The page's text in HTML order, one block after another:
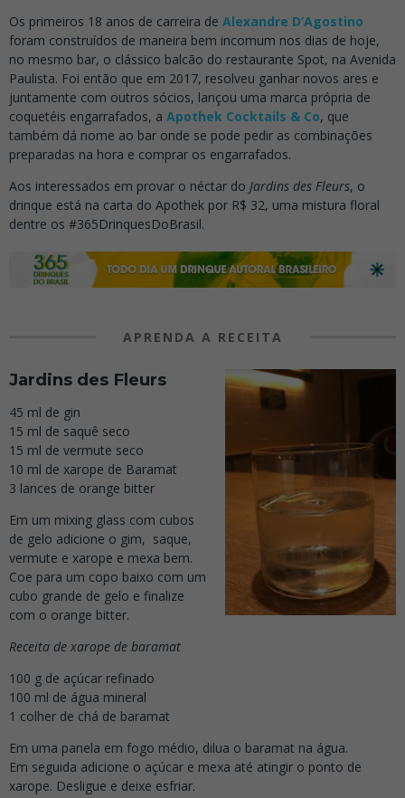
Os primeiros 18 anos de carreira de Alexandre D’Agostino
foram construídos de maneira bem incomum nos dias de hoje,
no mesmo bar, o clássico balcão do restaurante Spot, na Avenida
Paulista. Foi então que em 2017, resolveu ganhar novos ares e
juntamente com outros sócios, lançou uma marca própria de
coquetéis engarrafados, a Apothek Cocktails & Co, que
também dá nome ao bar onde se pode pedir as combinações
preparadas na hora e comprar os engarrafados.
Aos interessados em provar o néctar do Jardins des Fleurs, o
drinque está na carta do Apothek por R$ 32, uma mistura floral
dentre os #365DrinquesDoBrasil.
APRENDA A RECEITA
Jardins des Fleurs
45 ml de gin
15 ml de saquê seco
15 ml de vermute seco
10 ml de xarope de Baramat
3 lances de orange bitter
Em um mixing glass com cubos
de gelo adicione o gim, saque,
vermute e xarope e mexa bem.
Coe para um copo baixo com um
cubo grande de gelo e finalize
com o orange bitter.
Receita de xarope de baramat
100 g de açúcar refinado
100 ml de água mineral
1 colher de chá de baramat
Em uma panela em fogo médio, dilua o baramat na água.
Em seguida adicione o açúcar e mexa até atingir o ponto de
xarope. Desligue e deixe esfriar.